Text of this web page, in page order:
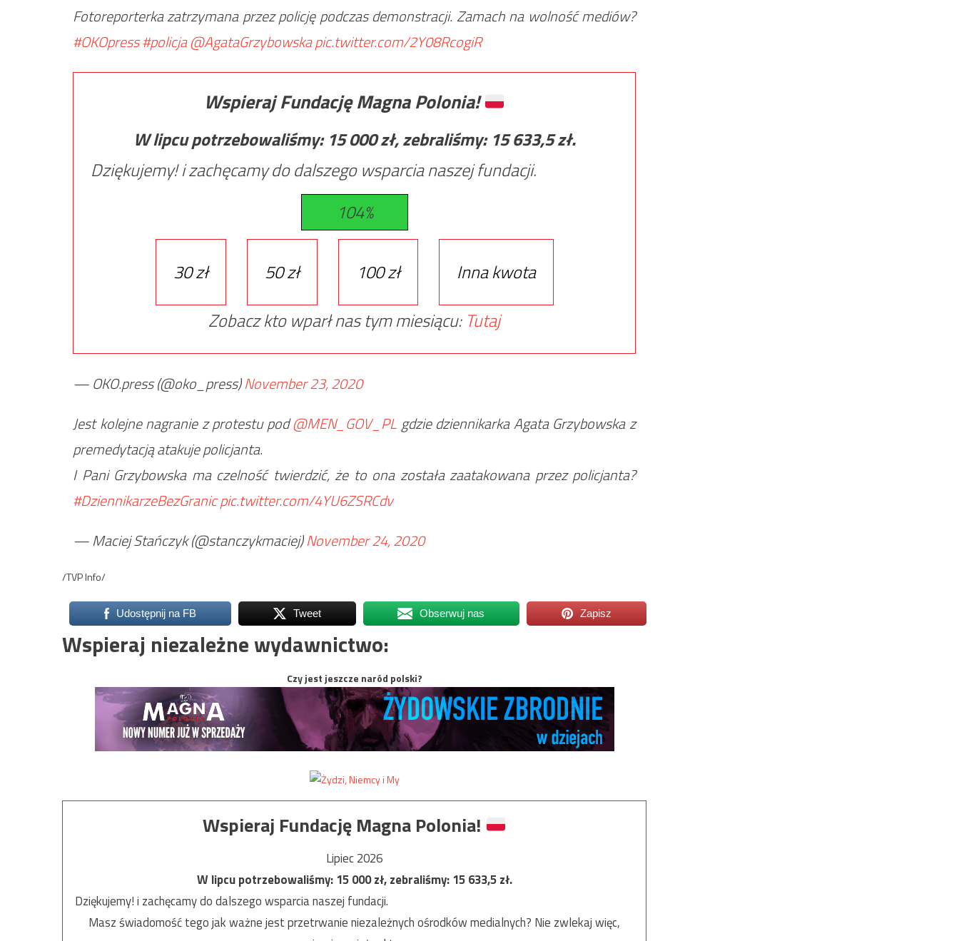
Fotoreporterka zatrzymana przez policję podczas demonstracji. Zamach na wolność mediów?
#OKOpress#policja@AgataGrzybowskapic.twitter.com/2Y08RcogiR
Wspieraj Fundację Magna Polonia!
W lipcu potrzebowaliśmy: 15 000zł, zebraliśmy: 15 633,5zł.
Dziękujemy! i zachęcamy do dalszego wsparcia naszej fundacji.
104%
30 zł 50 zł 100 zł
Inna kwota
Zobacz kto wparł nas tym miesiącu: Tutaj
— OKO.press (@oko_press)November 23, 2020
Jest kolejne nagranie z protestu pod@MEN_GOV_PL gdzie dziennikarka Agata Grzybowska z
premedytacją atakuje policjanta.
I Pani Grzybowska ma czelność twierdzić, że to ona została zaatakowana przez policjanta?
#DziennikarzeBezGranicpic.twitter.com/4YU6ZSRCdv
— Maciej Stańczyk (@stanczykmaciej)November 24, 2020
/TVP Info/
Udostępnij na FB Tweet Obserwuj nas Zapisz
Wspieraj niezależne wydawnictwo:
Czy jest jeszcze naród polski?
Wspieraj Fundację Magna Polonia!
Lipiec 2026
W lipcu potrzebowaliśmy:15 000zł, zebraliśmy:15 633,5zł.
Dziękujemy! i zachęcamy do dalszego wsparcia naszej fundacji.
Masz świadomość tego jak ważne jest przetrwanie niezależnych ośrodków medialnych? Nie zwlekaj więc,